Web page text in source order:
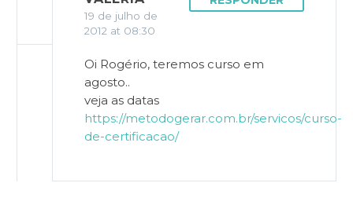
19 de julho de
2012 at 08:30
Oi Rogério, teremos curso em
agosto..
veja as datas
https://metodogerar.com.br/servicos/curso-
de-certificacao/